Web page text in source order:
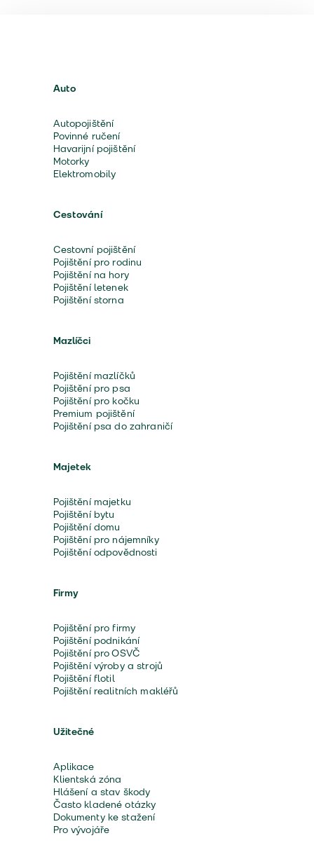
Auto
Autopojištění
Povinné ručení
Havarijní pojištění
Motorky
Elektromobily
Cestování
Cestovní pojištění
Pojištění pro rodinu
Pojištění na hory
Pojištění letenek
Pojištění storna
Mazlíčci
Pojištění mazlíčků
Pojištění pro psa
Pojištění pro kočku
Premium pojištění
Pojištění psa do zahraničí
Majetek
Pojištění majetku
Pojištění bytu
Pojištění domu
Pojištění pro nájemníky
Pojištění odpovědnosti
Firmy
Pojištění pro firmy
Pojištění podnikání
Pojištění pro OSVČ
Pojištění výroby a strojů
Pojištění flotil
Pojištění realitních makléřů
Užitečné
Aplikace
Klientská zóna
Hlášení a stav škody
Často kladené otázky
Dokumenty ke stažení
Pro vývojáře